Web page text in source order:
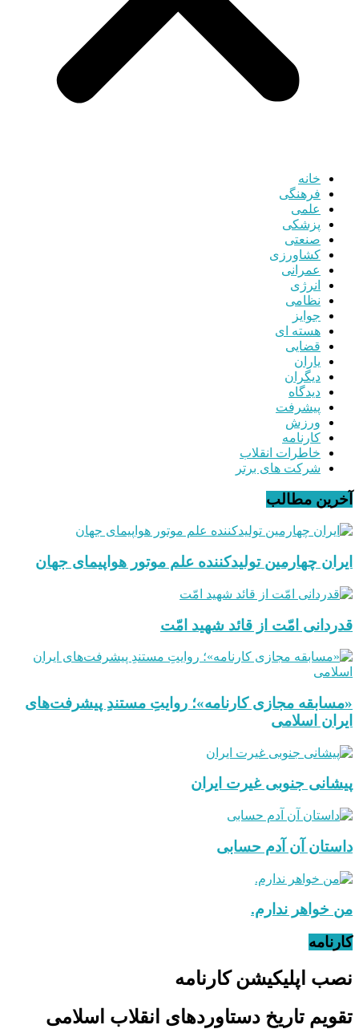
خانه
فرهنگی
علمی
پزشکی
صنعتی
کشاورزی
عمرانی
انرژی
نظامی
جوایز
هسته ای
قضایی
یاران
دیگران
دیدگاه
پیشرفت
ورزش
کارنامه
خاطرات انقلاب
شرکت های برتر
آخرین مطالب
ایران چهارمین تولیدکننده علم موتور هواپیمای جهان
قدردانی امّت از قائد شهید امّت
«مسابقه مجازی کارنامه»؛ روایتِ مستندِ پیشرفت‌های
ایران اسلامی
پیشانی جنوبی غیرت ایران
داستان آن آدم حسابی
من خواهر ندارم.
کارنامه
نصب اپلیکیشن کارنامه
تقویم تاریخ دستاوردهای انقلاب اسلامی